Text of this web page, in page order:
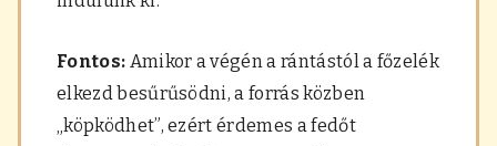
Fontos: Amikor a végén a rántástól a főzelék
elkezd besűrűsödni, a forrás közben
„köpködhet”, ezért érdemes a fedőt